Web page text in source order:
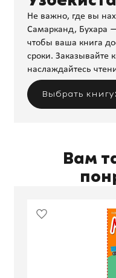
Не важно, где вы
Самарканд, Бухара
чтобы ваша книга
сроки. Заказывайте
наслаждайтесь
Выбрать книгу
Вам